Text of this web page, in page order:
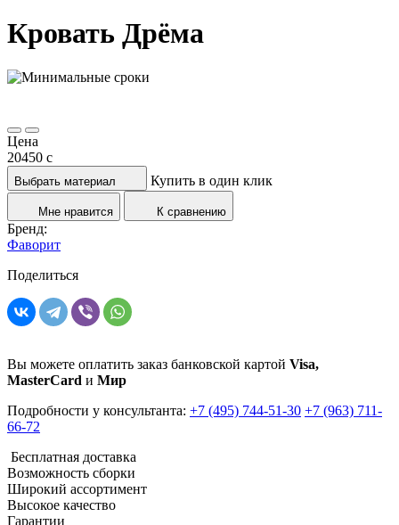
Кровать Дрёма
Цена
20450 c
Выбрать материал Купить в один клик
Мне нравится К сравнению
Бренд:
Фаворит
Поделиться
Вы можете оплатить заказ банковской картой Visa,
MasterCard и Мир
Подробности у консультанта: +7 (495) 744-51-30 +7 (963) 711-
66-72
Бесплатная доставка
Возможность сборки
Широкий ассортимент
Высокое качество
Гарантии